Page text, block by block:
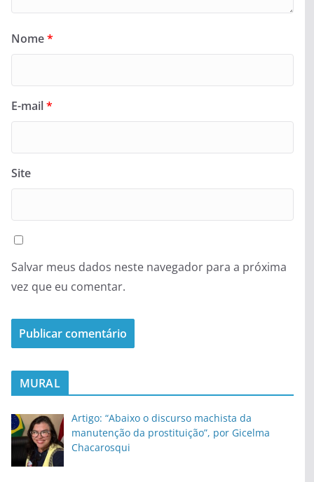
Nome*
E-mail*
Site
Salvar meus dados neste navegador para a próxima
vez que eu comentar.
MURAL
Artigo: “Abaixo o discurso machista da
manutenção da prostituição”, por Gicelma
Chacarosqui